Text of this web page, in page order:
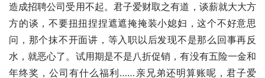
造成招聘公司受用不起。君子爱财取之有道，谈薪就大大方
方的谈，不要扭扭捏捏遮遮掩掩装小媳妇，这个不好意思
问，那个抹不开面讲，等入职以后发现不是那么回事再反
水，就恶心了。试用期是不是八折促销，有没有五险一金和
年终奖，公司有什么福利……亲兄弟还明算账呢，君子爱